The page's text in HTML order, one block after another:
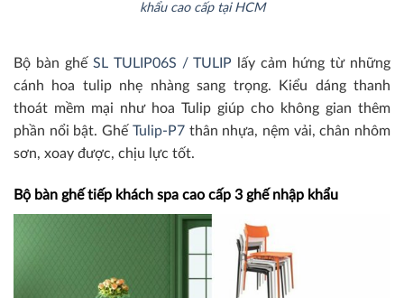
khẩu cao cấp tại HCM
Bộ bàn ghế SL TULIP06S / TULIP lấy cảm hứng từ những
cánh hoa tulip nhẹ nhàng sang trọng. Kiểu dáng thanh
thoát mềm mại như hoa Tulip giúp cho không gian thêm
phần nổi bật. Ghế Tulip-P7thân nhựa, nệm vải, chân nhôm
sơn, xoay được, chịu lực tốt.
Bộ bàn ghế tiếp khách spa cao cấp 3 ghế nhập khẩu